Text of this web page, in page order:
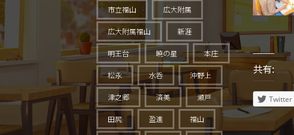
市立福山 広大附属
広大附属福山 新涯
明王台 暁の星 本庄
松永 水呑 沖野上
津之郷 済美 瀬戸
田尻 盈進 福山
共有:
Twitter